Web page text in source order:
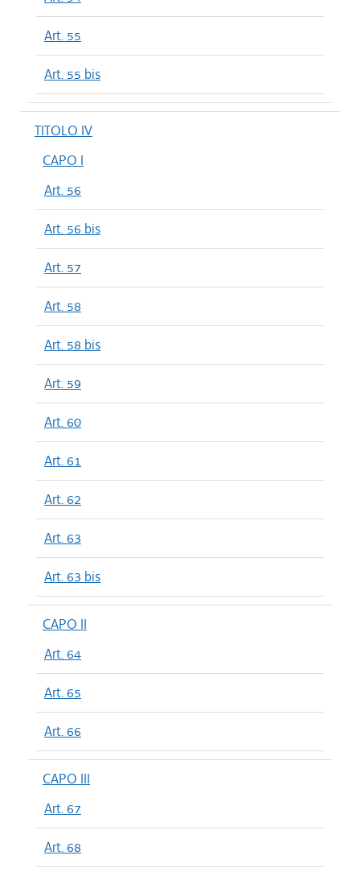
Art. 55
Art. 55 bis
TITOLO IV
CAPO I
Art. 56
Art. 56 bis
Art. 57
Art. 58
Art. 58 bis
Art. 59
Art. 60
Art. 61
Art. 62
Art. 63
Art. 63 bis
CAPO II
Art. 64
Art. 65
Art. 66
CAPO III
Art. 67
Art. 68